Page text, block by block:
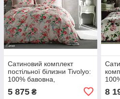
Сатиновий комплект
постільної білизни Tivolyo:
100% бавовна,
двоспальний - євро
5 875 ₴ 8